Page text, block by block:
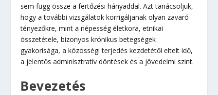
sem függ össze a fertőzési hányaddal. Azt tanácsoljuk,
hogy a további vizsgálatok korrigáljanak olyan zavaró
tényezőkre, mint a népesség életkora, etnikai
összetétele, bizonyos krónikus betegségek
gyakorisága, a közösségi terjedés kezdetétől eltelt idő,
a jelentős adminisztratív döntések és a jövedelmi szint.
Bevezetés